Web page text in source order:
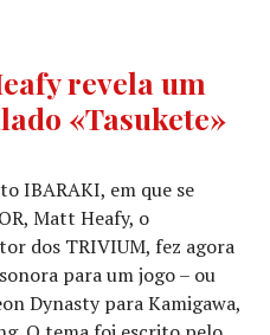
revela um
«Tasukete»
IBARAKI, em que se
Matt Heafy, o
dos TRIVIUM, fez agora
para um jogo – ou
Dynasty para Kamigawa,